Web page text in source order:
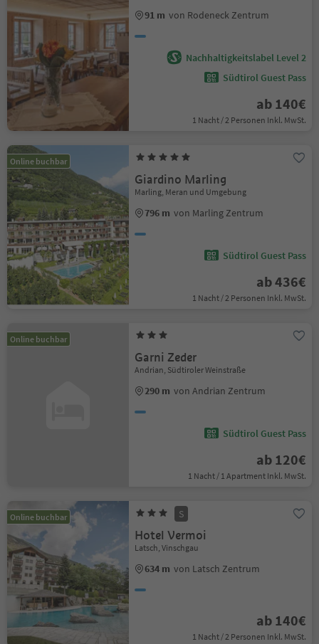
91 m von Rodeneck Zentrum
Nachhaltigkeitslabel Level 2
Südtirol Guest Pass
ab 140€
1 Nacht / 2 Personen Inkl. MwSt.
Online buchbar
Giardino Marling
Marling, Meran und Umgebung
796 m von Marling Zentrum
Südtirol Guest Pass
ab 436€
1 Nacht / 2 Personen Inkl. MwSt.
Online buchbar
Garni Zeder
Andrian, Südtiroler Weinstraße
290 m von Andrian Zentrum
Südtirol Guest Pass
ab 120€
1 Nacht / 1 Apartment Inkl. MwSt.
Online buchbar S
Hotel Vermoi
Latsch, Vinschgau
634 m von Latsch Zentrum
ab 140€
1 Nacht / 2 Personen Inkl. MwSt.